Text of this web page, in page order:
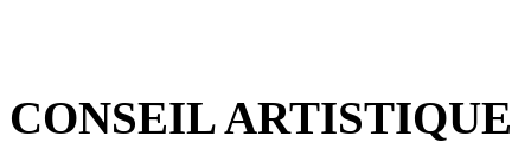
CONSEIL ARTISTIQUE